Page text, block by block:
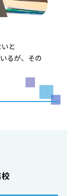
と
るが、その